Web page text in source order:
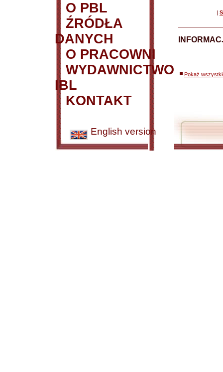
O PBL
ŹRÓDŁA
DANYCH
O PRACOWNI
WYDAWNICTWO
IBL
KONTAKT
English version
|
Pokaż